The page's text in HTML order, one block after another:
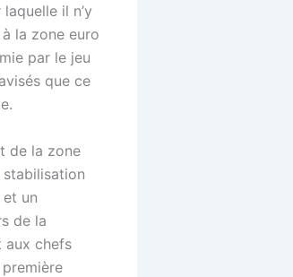
il n’y
la zone euro
par le jeu
que ce
de la zone
stabilisation
et un
de la
aux chefs